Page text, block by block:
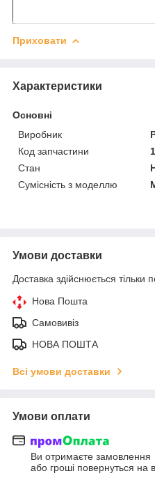
Приховати
Характеристики
Основні
Виробник
Код запчастини
Стан
Сумісність з моделлю
Умови доставки
Доставка здійснюється тільки
Нова Пошта
Самовивіз
НОВА ПОШТА
Всі умови доставки
Умови оплати
Ви отримаєте замовлення
або гроші повернуться на